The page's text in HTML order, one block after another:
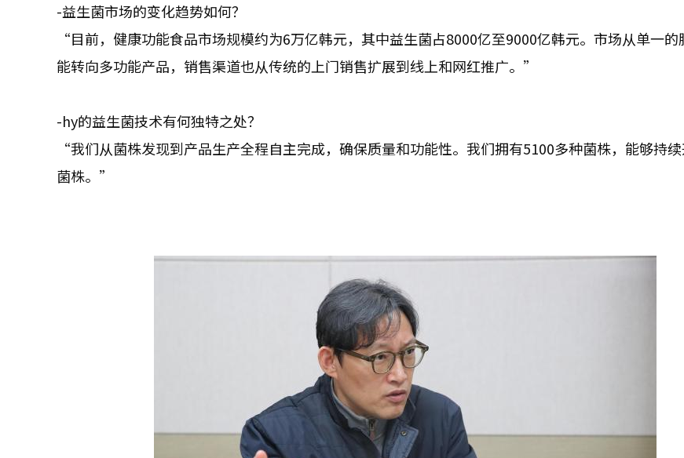
-益生菌市场的变化趋势如何？
“目前，健康功能食品市场规模约为6万亿韩元，其中益生菌占8000亿至9000亿韩元。市场从单一的
能转向多功能产品，销售渠道也从传统的上门销售扩展到线上和网红推广。”
-hy的益生菌技术有何独特之处？
“我们从菌株发现到产品生产全程自主完成，确保质量和功能性。我们拥有5100多种菌株，能够持
菌株。”